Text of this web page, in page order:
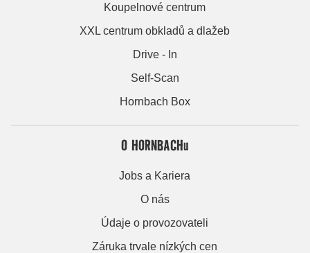
Koupelnové centrum
XXL centrum obkladů a dlažeb
Drive - In
Self-Scan
Hornbach Box
O HORNBACHu
Jobs a Kariera
O nás
Údaje o provozovateli
Záruka trvale nízkých cen